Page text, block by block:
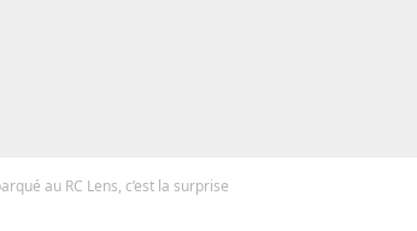
au RC Lens, c’est la surprise